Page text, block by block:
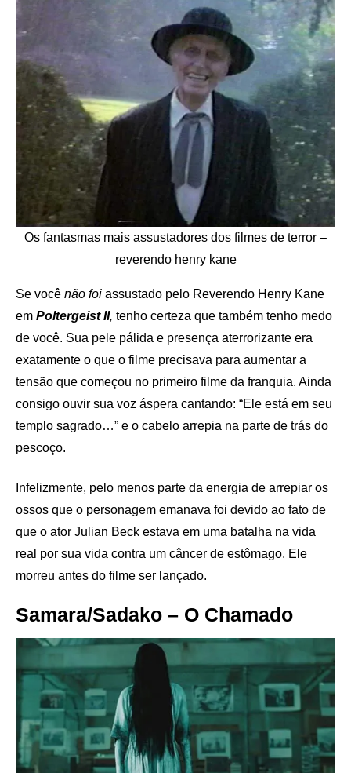
Os fantasmas mais assustadores dos filmes de terror –
reverendo henry kane
Se você não foi assustado pelo Reverendo Henry Kane
em Poltergeist II, tenho certeza que também tenho medo
de você. Sua pele pálida e presença aterrorizante era
exatamente o que o filme precisava para aumentar a
tensão que começou no primeiro filme da franquia. Ainda
consigo ouvir sua voz áspera cantando: “Ele está em seu
templo sagrado…” e o cabelo arrepia na parte de trás do
pescoço.
Infelizmente, pelo menos parte da energia de arrepiar os
ossos que o personagem emanava foi devido ao fato de
que o ator Julian Beck estava em uma batalha na vida
real por sua vida contra um câncer de estômago. Ele
morreu antes do filme ser lançado.
Samara/Sadako – O Chamado